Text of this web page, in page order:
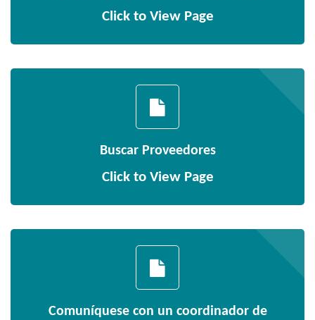
Click to View Page
Buscar Proveedores
Click to View Page
Comuníquese con un coordinador de